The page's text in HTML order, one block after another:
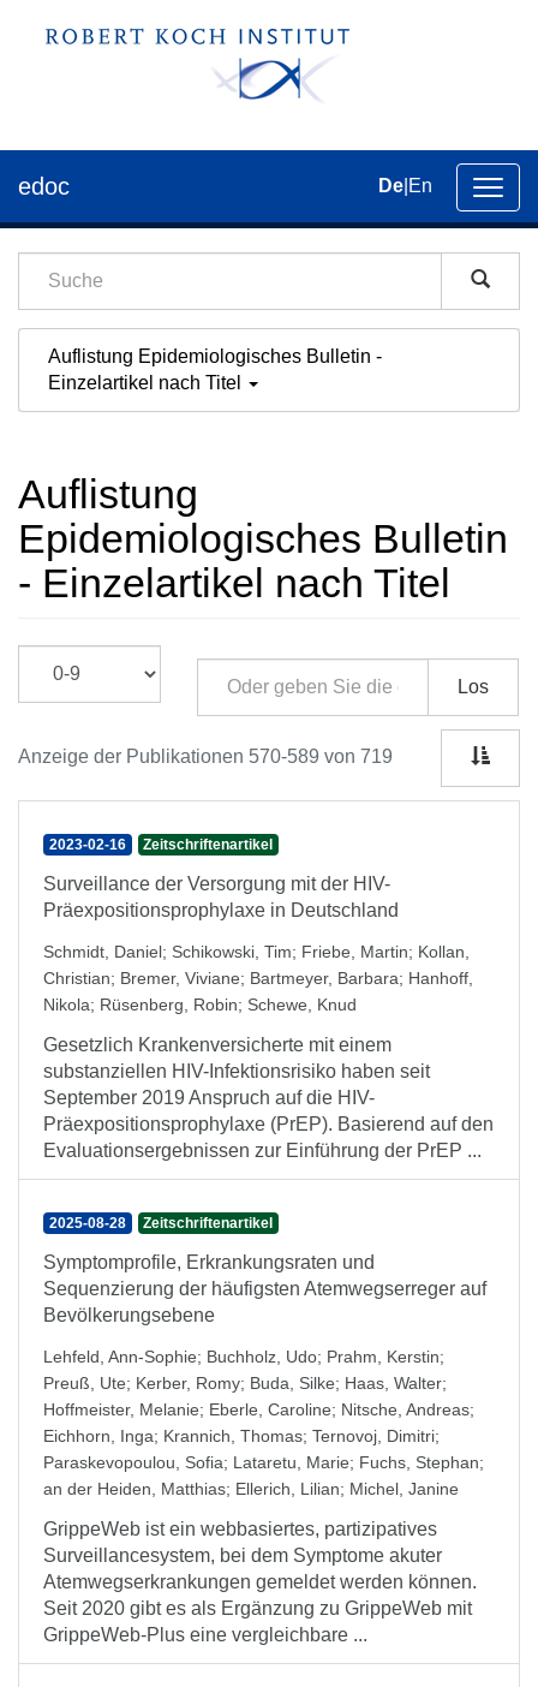
der
edoc De En
Auflistung Epidemiologisches Bulletin -
Einzelartikel nach Titel
Auflistung
Epidemiologisches Bulletin
- Einzelartikel nach Titel
Los
Anzeige der Publikationen 570-589 von 719
2023-02-16 Zeitschriftenartikel
Surveillance der Versorgung mit der HIV-
Präexpositionsprophylaxe in Deutschland
Schmidt, Daniel; Schikowski, Tim; Friebe, Martin; Kollan,
Christian; Bremer, Viviane; Bartmeyer, Barbara; Hanhoff,
Nikola; Rüsenberg, Robin; Schewe, Knud
Gesetzlich Krankenversicherte mit einem
substanziellen HIV-Infektionsrisiko haben seit
September 2019 Anspruch auf die HIV-
Präexpositionsprophylaxe (PrEP). Basierend auf den
Evaluationsergebnissen zur Einführung der PrEP ...
2025-08-28 Zeitschriftenartikel
Symptomprofile, Erkrankungsraten und
Sequenzierung der häufigsten Atemwegserreger auf
Bevölkerungsebene
Lehfeld, Ann-Sophie; Buchholz, Udo; Prahm, Kerstin;
Preuß, Ute; Kerber, Romy; Buda, Silke; Haas, Walter;
Hoffmeister, Melanie; Eberle, Caroline; Nitsche, Andreas;
Eichhorn, Inga; Krannich, Thomas; Ternovoj, Dimitri;
Paraskevopoulou, Sofia; Lataretu, Marie; Fuchs, Stephan;
an der Heiden, Matthias; Ellerich, Lilian; Michel, Janine
GrippeWeb ist ein webbasiertes, partizipatives
Surveillancesystem, bei dem Symptome akuter
Atemwegserkrankungen gemeldet werden können.
Seit 2020 gibt es als Ergänzung zu GrippeWeb mit
GrippeWeb-Plus eine vergleichbare ...